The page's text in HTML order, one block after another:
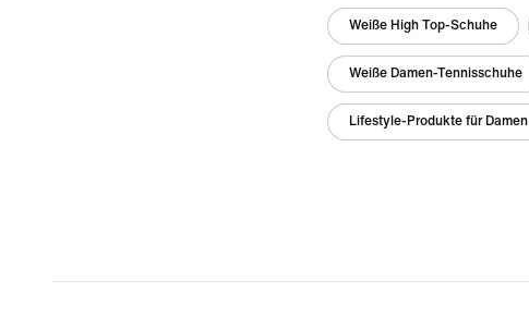
Weiße High Top-Schuhe
Weiße Damen-Tennisschuhe
Lifestyle-Produkte für Damen